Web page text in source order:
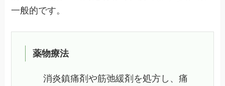
一般的です。
薬物療法
消炎鎮痛剤や筋弛緩剤を処方し、痛